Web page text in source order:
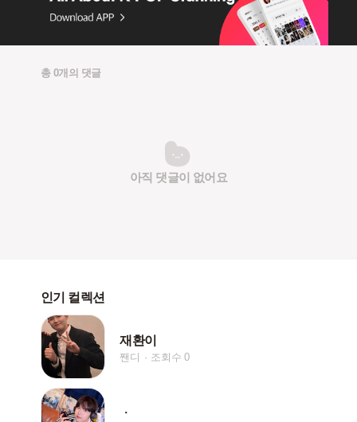
총 0개의 댓글
아직 댓글이 없어요
인기 컬렉션
재환이
짼디 조회수 0
ㆍ